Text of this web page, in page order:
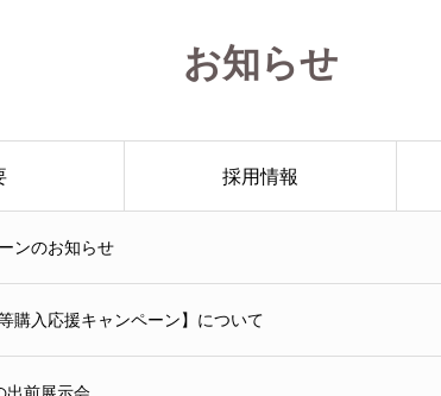
お知らせ
採用情報
ンのお知らせ
購入応援キャンペーン】について